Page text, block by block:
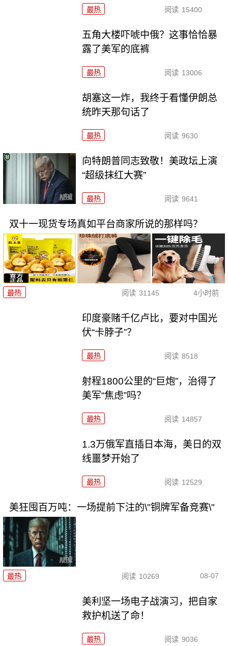
最热 阅读 15400
五角大楼吓唬中俄？这事恰恰暴
露了美军的底裤
最热 阅读 13006
胡塞这一炸，我终于看懂伊朗总
统昨天那句话了
最热 阅读 9630
向特朗普同志致敬！美政坛上演
“超级抹红大赛”
最热 阅读 9641
双十一现货专场真如平台商家所说的那样吗？
最热 阅读 31145 4小时前
印度豪赌千亿卢比，要对中国光
伏“卡脖子”？
最热 阅读 8518
射程1800公里的“巨炮”，治得了
美军“焦虑”吗？
最热 阅读 14857
1.3万俄军直插日本海，美日的双
线噩梦开始了
最热 阅读 12529
美狂囤百万吨：一场提前下注的\"铜牌军备竞赛\"
最热 阅读 10269 08-07
美利坚一场电子战演习，把自家
救护机送了命！
最热 阅读 9036